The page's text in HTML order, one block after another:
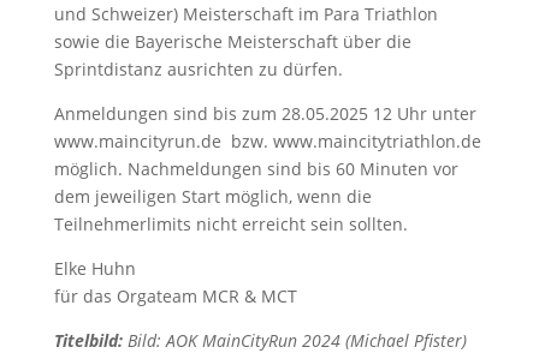
und Schweizer) Meisterschaft im Para Triathlon
sowie die Bayerische Meisterschaft über die
Sprintdistanz ausrichten zu dürfen.
Anmeldungen sind bis zum 28.05.2025 12 Uhr unter
www.maincityrun.de bzw. www.maincitytriathlon.de
möglich. Nachmeldungen sind bis 60 Minuten vor
dem jeweiligen Start möglich, wenn die
Teilnehmerlimits nicht erreicht sein sollten.
Elke Huhn
für das Orgateam MCR & MCT
Titelbild:Bild: AOK MainCityRun 2024 (Michael Pfister)